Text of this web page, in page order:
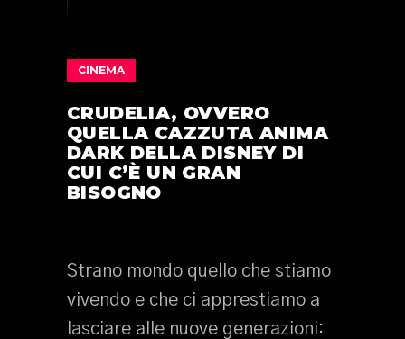
CINEMA
CRUDELIA, OVVERO
QUELLA CAZZUTA ANIMA
DARK DELLA DISNEY DI
CUI C’È UN GRAN
BISOGNO
Strano mondo quello che stiamo
vivendo e che ci apprestiamo a
lasciare alle nuove generazioni: